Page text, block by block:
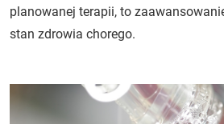
planowanej terapii, to
stan zdrowia chorego.